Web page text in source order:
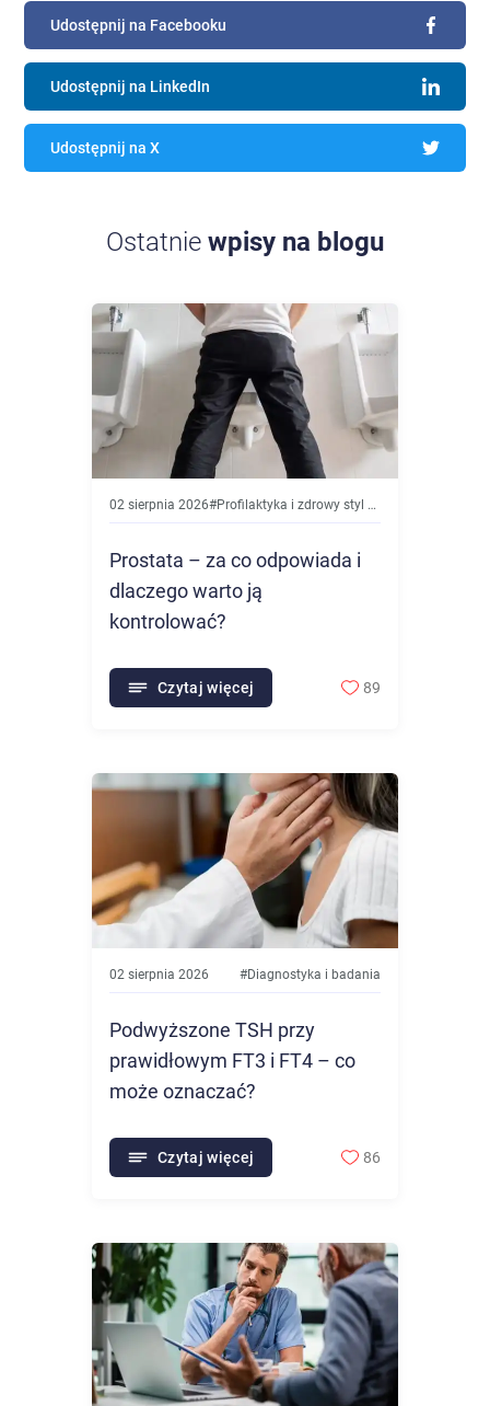
Udostępnij na Facebooku
Udostępnij na LinkedIn
Udostępnij na X
Ostatnie wpisy na blogu
02 sierpnia 2026#Profilaktyka i zdrowy styl życia
Prostata – za co odpowiada i
dlaczego warto ją
kontrolować?
Czytaj więcej 89
02 sierpnia 2026 #Diagnostyka i badania
Podwyższone TSH przy
prawidłowym FT3 i FT4 – co
może oznaczać?
Czytaj więcej 86